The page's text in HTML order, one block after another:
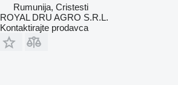
Rumunija, Cristesti
ROYAL DRU AGRO S.R.L.
Kontaktirajte prodavca